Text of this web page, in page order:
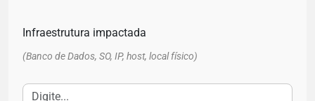
Infraestrutura impactada
(Banco de Dados, SO, IP, host, local físico)